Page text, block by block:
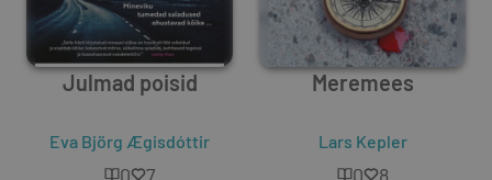
Julmad poisid
Eva Björg Ægisdóttir
0 7
Meremees
Lars Kepler
0 8